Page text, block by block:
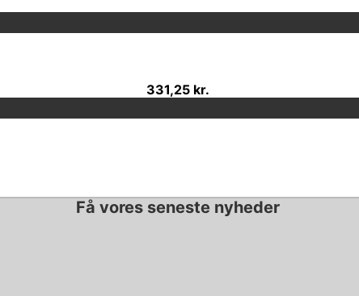
331,25 kr.
Få vores seneste nyheder